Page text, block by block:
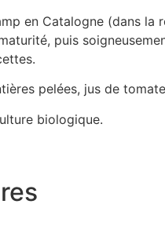
en Catalogne (dans la
puis
pelées, jus de
biologique.